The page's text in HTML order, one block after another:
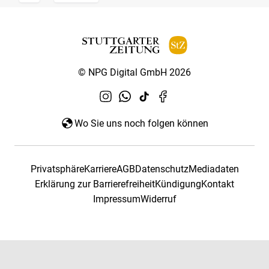
© NPG Digital GmbH 2026
Wo Sie uns noch folgen können
PrivatsphäreKarriereAGBDatenschutzMediadaten
Erklärung zur BarrierefreiheitKündigungKontakt
ImpressumWiderruf